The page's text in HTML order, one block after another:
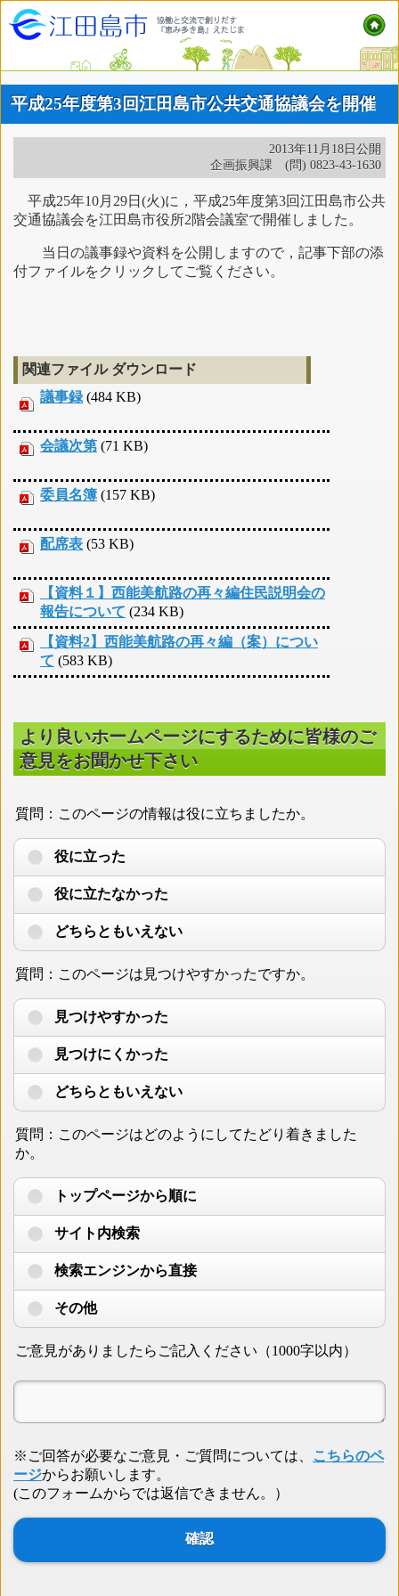
平成25年度第3回江田島市公共交通協議会を開催
2013年11月18日公開
企画振興課 (問) 0823-43-1630
平成25年10月29日(火)に，平成25年度第3回江田島市公共
交通協議会を江田島市役所2階会議室で開催しました。
当日の議事録や資料を公開しますので，記事下部の添
付ファイルをクリックしてご覧ください。
関連ファイル ダウンロード
議事録 (484 KB)
会議次第 (71 KB)
委員名簿 (157 KB)
配席表 (53 KB)
【資料１】西能美航路の再々編住民説明会の
報告について (234 KB)
【資料2】西能美航路の再々編（案）につい
て (583 KB)
より良いホームページにするために皆様のご
意見をお聞かせ下さい
質問：このページの情報は役に立ちましたか。
役に立った
役に立たなかった
どちらともいえない
質問：このページは見つけやすかったですか。
見つけやすかった
見つけにくかった
どちらともいえない
質問：このページはどのようにしてたどり着きました
か。
トップページから順に
サイト内検索
検索エンジンから直接
その他
ご意見がありましたらご記入ください（1000字以内）
※ご回答が必要なご意見・ご質問については、
こちらのペ
ージからお願いします。
(このフォームからでは返信できません。）